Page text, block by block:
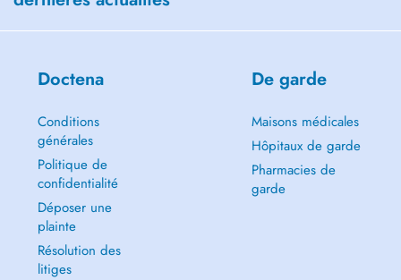
Doctena
Conditions
générales
Politique de
confidentialité
Déposer une
plainte
Résolution des
litiges
De garde
Maisons médicales
Hôpitaux de garde
Pharmacies de
garde